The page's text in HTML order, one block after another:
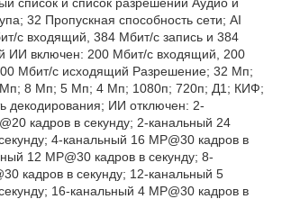
32 Пропускная способность сети; AI
с входящий, 384 Мбит/с запись и 384
ИИ включен: 200 Мбит/с входящий, 200
Мбит/с исходящий Разрешение; 32 Мп;
8 Мп; 5 Мп; 4 Мп; 1080п; 720п; Д1; КИФ;
декодирования; ИИ отключен: 2-
кадров в секунду; 2-канальный 24
4-канальный 16 MP@30 кадров в
12 MP@30 кадров в секунду; 8-
кадров в секунду; 12-канальный 5
16-канальный 4 MP@30 кадров в